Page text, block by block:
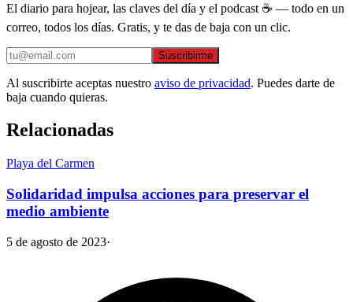
El diario para hojear, las claves del día y el podcast ☕ — todo en un
correo, todos los días. Gratis, y te das de baja con un clic.
Suscribirme
Al suscribirte aceptas nuestro aviso de privacidad. Puedes darte de
baja cuando quieras.
Relacionadas
Playa del Carmen
Solidaridad impulsa acciones para preservar el
medio ambiente
5 de agosto de 2023·